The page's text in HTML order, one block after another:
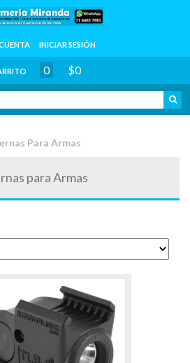
INICIAR SESIÓN
0 $0
Para Armas
para Armas